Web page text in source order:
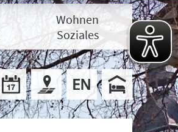
Wohnen
Soziales